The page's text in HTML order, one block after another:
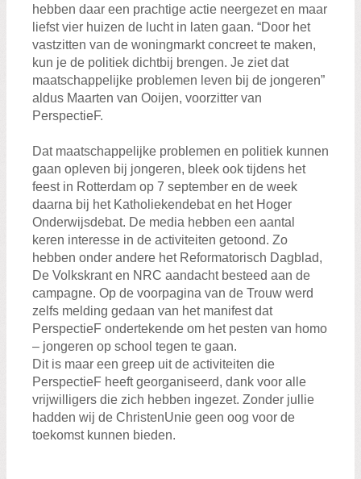
hebben daar een prachtige actie neergezet en maar
liefst vier huizen de lucht in laten gaan. “Door het
vastzitten van de woningmarkt concreet te maken,
kun je de politiek dichtbij brengen. Je ziet dat
maatschappelijke problemen leven bij de jongeren”
aldus Maarten van Ooijen, voorzitter van
PerspectieF.
Dat maatschappelijke problemen en politiek kunnen
gaan opleven bij jongeren, bleek ook tijdens het
feest in Rotterdam op 7 september en de week
daarna bij het Katholiekendebat en het Hoger
Onderwijsdebat. De media hebben een aantal
keren interesse in de activiteiten getoond. Zo
hebben onder andere het Reformatorisch Dagblad,
De Volkskrant en NRC aandacht besteed aan de
campagne. Op de voorpagina van de Trouw werd
zelfs melding gedaan van het manifest dat
PerspectieF ondertekende om het pesten van homo
– jongeren op school tegen te gaan.
Dit is maar een greep uit de activiteiten die
PerspectieF heeft georganiseerd, dank voor alle
vrijwilligers die zich hebben ingezet. Zonder jullie
hadden wij de ChristenUnie geen oog voor de
toekomst kunnen bieden.